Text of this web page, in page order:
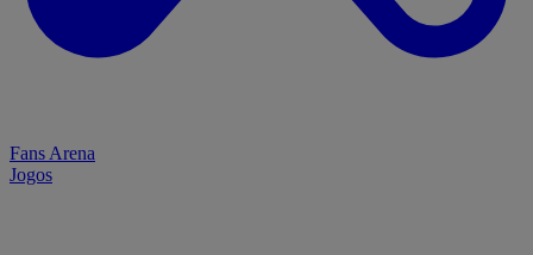
Fans Arena
Jogos